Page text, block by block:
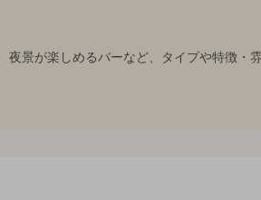
景が楽しめるバーなど、タイプや特徴・